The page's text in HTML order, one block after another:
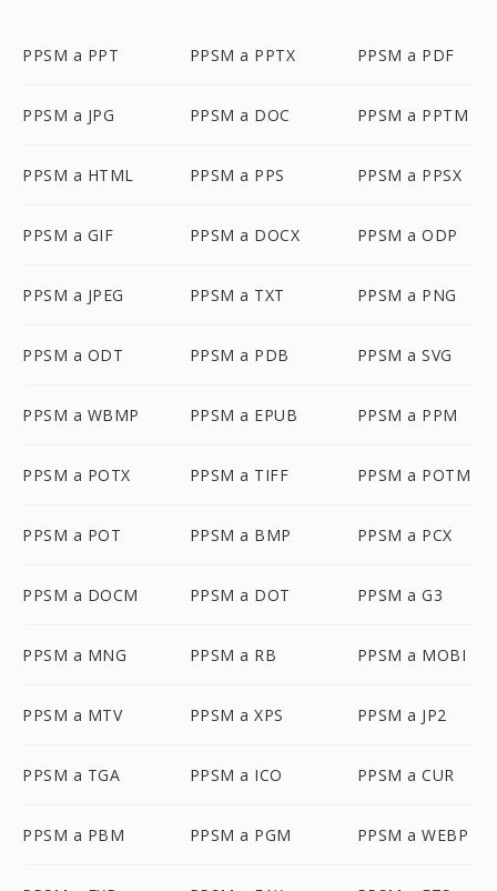
PPSM a PPT PPSM a PPTX PPSM a PDF
PPSM a JPG PPSM a DOC PPSM a PPTM
PPSM a HTML PPSM a PPS PPSM a PPSX
PPSM a GIF PPSM a DOCX PPSM a ODP
PPSM a JPEG PPSM a TXT PPSM a PNG
PPSM a ODT PPSM a PDB PPSM a SVG
PPSM a WBMP PPSM a EPUB PPSM a PPM
PPSM a POTX PPSM a TIFF PPSM a POTM
PPSM a POT PPSM a BMP PPSM a PCX
PPSM a DOCM PPSM a DOT PPSM a G3
PPSM a MNG PPSM a RB PPSM a MOBI
PPSM a MTV PPSM a XPS PPSM a JP2
PPSM a TGA PPSM a ICO PPSM a CUR
PPSM a PBM PPSM a PGM PPSM a WEBP